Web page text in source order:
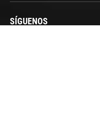
SÍGUENOS